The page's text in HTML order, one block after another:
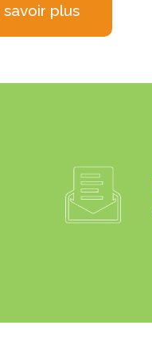
savoir plus